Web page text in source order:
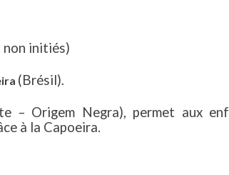
non initiés)
(Brésil).
– Origem Negra), permet aux
à la Capoeira.